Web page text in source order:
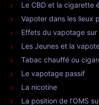
Le CBD et la cigarette
Vapoter dans les lieux
Effets du vapotage sur
Les Jeunes et la
Tabac chauffé ou
Le vapotage passif
La nicotine
La position de l’OMS